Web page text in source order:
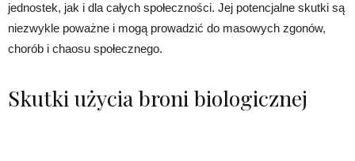
jednostek, jak i dla całych społeczności. Jej potencjalne skutki są
niezwykle poważne i mogą prowadzić do masowych zgonów,
chorób i chaosu społecznego.
Skutki użycia broni biologicznej